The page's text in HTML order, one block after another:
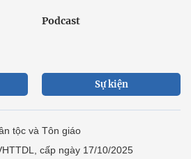
Podcast
Sự kiện
tộc và Tôn giáo
cấp ngày 17/10/2025